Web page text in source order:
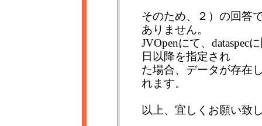
そのため、２）の回答
ありません。
JVOpenにて、dataspec
日以降を指定され
た場合、データが存在
れます。
以上、宜しくお願い致